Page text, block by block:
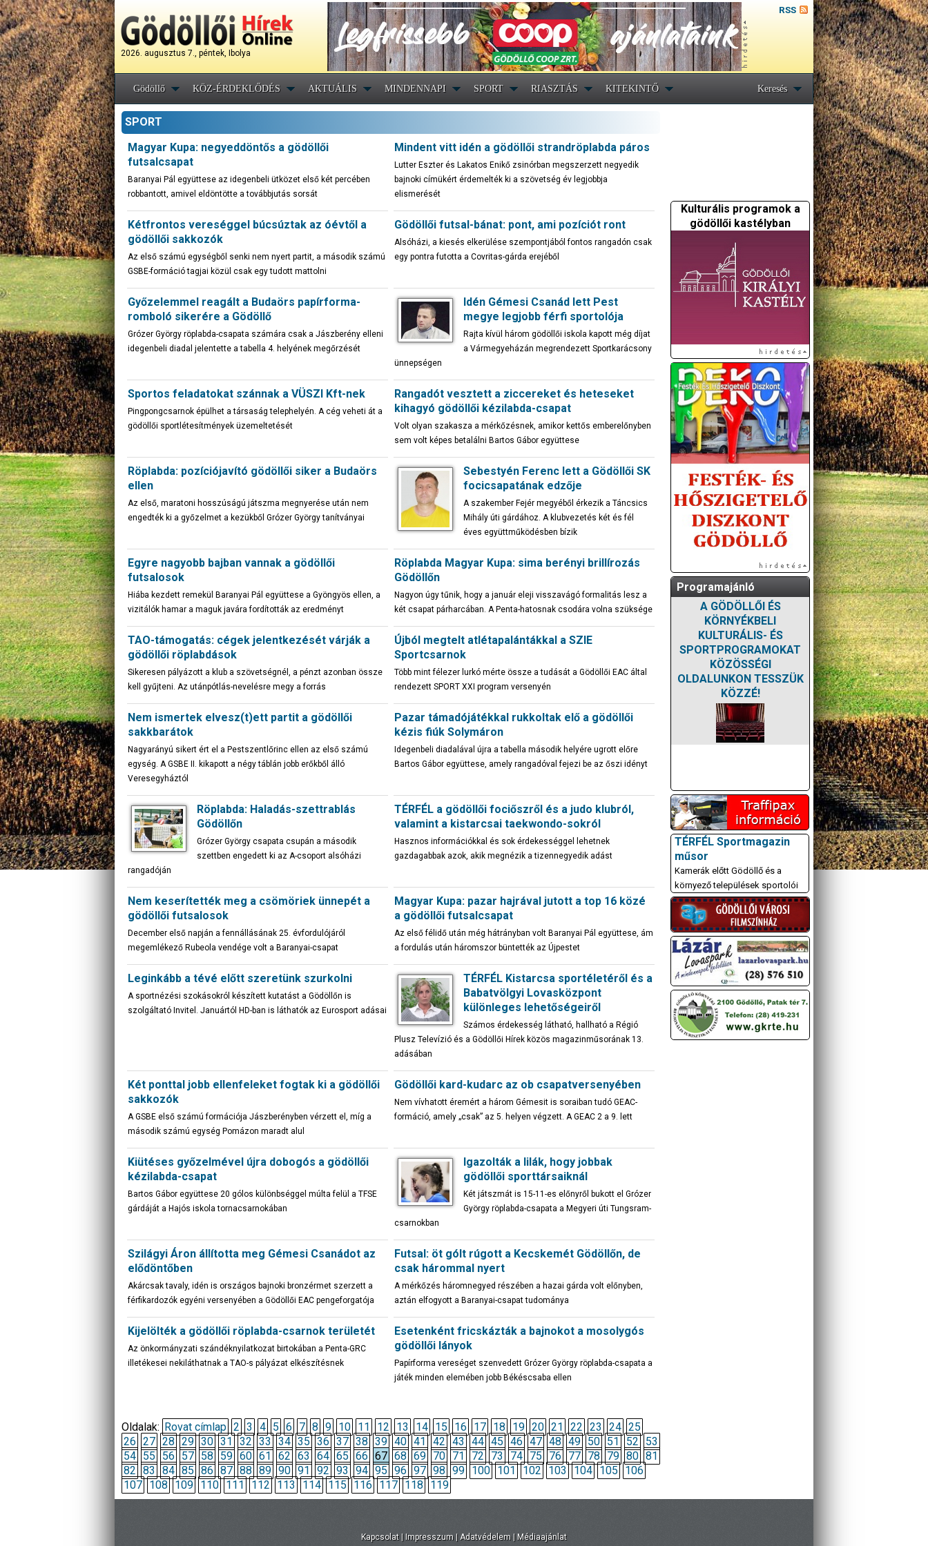
2026. augusztus 7., péntek, Ibolya
RSS
Gödöllő KÖZ-ÉRDEKLŐDÉS AKTUÁLIS MINDENNAPI SPORT RIASZTÁS KITEKINTŐ Keresés
SPORT
Magyar Kupa: negyeddöntős a gödöllői
futsalcsapat
Baranyai Pál együttese az idegenbeli ütközet első két percében
robbantott, amivel eldöntötte a továbbjutás sorsát
Mindent vitt idén a gödöllői strandröplabda páros
Lutter Eszter és Lakatos Enikő zsinórban megszerzett negyedik
bajnoki címükért érdemelték ki a szövetség év legjobbja
elismerését
Kétfrontos vereséggel búcsúztak az óévtől a
gödöllői sakkozók
Az első számú egységből senki nem nyert partit, a második számú
GSBE-formáció tagjai közül csak egy tudott mattolni
Gödöllői futsal-bánat: pont, ami pozíciót ront
Alsóházi, a kiesés elkerülése szempontjából fontos rangadón csak
egy pontra futotta a Covritas-gárda erejéből
Győzelemmel reagált a Budaörs papírforma-
romboló sikerére a Gödöllő
Grózer György röplabda-csapata számára csak a Jászberény elleni
idegenbeli diadal jelentette a tabella 4. helyének megőrzését
Idén Gémesi Csanád lett Pest
megye legjobb férfi sportolója
Rajta kívül három gödöllői iskola kapott még díjat
a Vármegyeházán megrendezett Sportkarácsony
ünnepségen
Sportos feladatokat szánnak a VÜSZI Kft-nek
Pingpongcsarnok épülhet a társaság telephelyén. A cég veheti át a
gödöllői sportlétesítmények üzemeltetését
Rangadót vesztett a ziccereket és heteseket
kihagyó gödöllői kézilabda-csapat
Volt olyan szakasza a mérkőzésnek, amikor kettős emberelőnyben
sem volt képes betalálni Bartos Gábor együttese
Röplabda: pozíciójavító gödöllői siker a Budaörs
ellen
Az első, maratoni hosszúságú játszma megnyerése után nem
engedték ki a győzelmet a kezükből Grózer György tanítványai
Sebestyén Ferenc lett a Gödöllői SK
focicsapatának edzője
A szakember Fejér megyéből érkezik a Táncsics
Mihály úti gárdához. A klubvezetés két és fél
éves együttműködésben bízik
Egyre nagyobb bajban vannak a gödöllői
futsalosok
Hiába kezdett remekül Baranyai Pál együttese a Gyöngyös ellen, a
vizitálók hamar a maguk javára fordították az eredményt
Röplabda Magyar Kupa: sima berényi brillírozás
Gödöllőn
Nagyon úgy tűnik, hogy a január eleji visszavágó formalitás lesz a
két csapat párharcában. A Penta-hatosnak csodára volna szüksége
TAO-támogatás: cégek jelentkezését várják a
gödöllői röplabdások
Sikeresen pályázott a klub a szövetségnél, a pénzt azonban össze
kell gyűjteni. Az utánpótlás-nevelésre megy a forrás
Újból megtelt atlétapalántákkal a SZIE
Sportcsarnok
Több mint félezer lurkó mérte össze a tudását a Gödöllői EAC által
rendezett SPORT XXI program versenyén
Nem ismertek elvesz(t)ett partit a gödöllői
sakkbarátok
Nagyarányú sikert ért el a Pestszentlőrinc ellen az első számú
egység. A GSBE II. kikapott a négy táblán jobb erőkből álló
Veresegyháztól
Pazar támadójátékkal rukkoltak elő a gödöllői
kézis fiúk Solymáron
Idegenbeli diadalával újra a tabella második helyére ugrott előre
Bartos Gábor együttese, amely rangadóval fejezi be az őszi idényt
Röplabda: Haladás-szettrablás
Gödöllőn
Grózer György csapata csupán a második
szettben engedett ki az A-csoport alsóházi
rangadóján
TÉRFÉL a gödöllői fociőszről és a judo klubról,
valamint a kistarcsai taekwondo-sokról
Hasznos információkkal és sok érdekességgel lehetnek
gazdagabbak azok, akik megnézik a tizennegyedik adást
Nem keserítették meg a csömöriek ünnepét a
gödöllői futsalosok
December első napján a fennállásának 25. évfordulójáról
megemlékező Rubeola vendége volt a Baranyai-csapat
Magyar Kupa: pazar hajrával jutott a top 16 közé
a gödöllői futsalcsapat
Az első félidő után még hátrányban volt Baranyai Pál együttese, ám
a fordulás után háromszor büntették az Újpestet
Leginkább a tévé előtt szeretünk szurkolni
A sportnézési szokásokról készített kutatást a Gödöllőn is
szolgáltató Invitel. Januártól HD-ban is láthatók az Eurosport adásai
TÉRFÉL Kistarcsa sportéletéről és a
Babatvölgyi Lovasközpont
különleges lehetőségeiről
Számos érdekesség látható, hallható a Régió
Plusz Televízió és a Gödöllői Hírek közös magazinműsorának 13.
adásában
Két ponttal jobb ellenfeleket fogtak ki a gödöllői
sakkozók
A GSBE első számú formációja Jászberényben vérzett el, míg a
második számú egység Pomázon maradt alul
Gödöllői kard-kudarc az ob csapatversenyében
Nem vívhatott éremért a három Gémesit is soraiban tudó GEAC-
formáció, amely „csak” az 5. helyen végzett. A GEAC 2 a 9. lett
Kiütéses győzelmével újra dobogós a gödöllői
kézilabda-csapat
Bartos Gábor együttese 20 gólos különbséggel múlta felül a TFSE
gárdáját a Hajós iskola tornacsarnokában
Igazolták a lilák, hogy jobbak
gödöllői sporttársaiknál
Két játszmát is 15-11-es előnyről bukott el Grózer
György röplabda-csapata a Megyeri úti Tungsram-
csarnokban
Szilágyi Áron állította meg Gémesi Csanádot az
elődöntőben
Akárcsak tavaly, idén is országos bajnoki bronzérmet szerzett a
férfikardozók egyéni versenyében a Gödöllői EAC pengeforgatója
Futsal: öt gólt rúgott a Kecskemét Gödöllőn, de
csak hárommal nyert
A mérkőzés háromnegyed részében a hazai gárda volt előnyben,
aztán elfogyott a Baranyai-csapat tudománya
Kijelölték a gödöllői röplabda-csarnok területét
Az önkormányzati szándéknyilatkozat birtokában a Penta-GRC
illetékesei nekiláthatnak a TAO-s pályázat elkészítésnek
Esetenként fricskázták a bajnokot a mosolygós
gödöllői lányok
Papírforma vereséget szenvedett Grózer György röplabda-csapata a
játék minden elemében jobb Békéscsaba ellen
Oldalak: Rovat címlap 2 3 4 5 6 7 8 9 10 11 12 13 14 15 16 17 18 19 20 21 22 23 24 25
26 27 28 29 30 31 32 33 34 35 36 37 38 39 40 41 42 43 44 45 46 47 48 49 50 51 52
53
54 55 56 57 58 59 60 61 62 63 64 65 66 67 68 69 70 71 72 73 74 75 76 77 78 79 80 81
82 83 84 85 86 87 88 89 90 91 92 93 94 95 96 97 98 99 100 101 102 103 104 105
106
107 108 109 110 111 112 113 114 115 116 117 118 119
Kulturális programok a
gödöllői kastélyban
Programajánló
A GÖDÖLLŐI ÉS
KÖRNYÉKBELI
KULTURÁLIS- ÉS
SPORTPROGRAMOKAT
KÖZÖSSÉGI
OLDALUNKON TESSZÜK
KÖZZÉ!
TÉRFÉL Sportmagazin
műsor
Kamerák előtt Gödöllő és a
környező települések sportolói
Kapcsolat | Impresszum | Adatvédelem | Médiaajánlat